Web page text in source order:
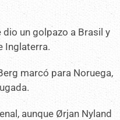
dio un golpazo a Brasil y
Inglaterra.
marcó para Noruega,
aunque Ørjan Nyland